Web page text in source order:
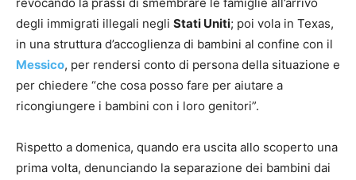
revocando la prassi di smembrare le famiglie all’arrivo
degli immigrati illegali negli Stati Uniti; poi vola in Texas,
in una struttura d’accoglienza di bambini al confine con il
Messico, per rendersi conto di persona della situazione e
per chiedere “che cosa posso fare per aiutare a
ricongiungere i bambini con i loro genitori”.
Rispetto a domenica, quando era uscita allo scoperto una
prima volta, denunciando la separazione dei bambini dai